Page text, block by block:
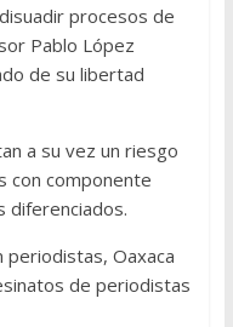
procesos de
Pablo López
de su libertad
a su vez un riesgo
con componente
diferenciados.
periodistas, Oaxaca
de periodistas